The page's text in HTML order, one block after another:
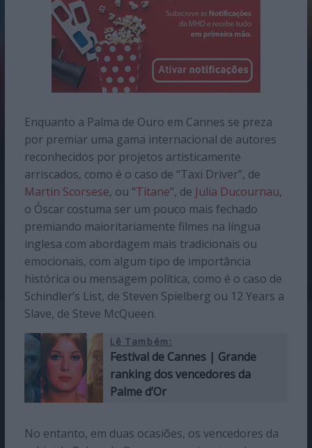
Enquanto a Palma de Ouro em Cannes se preza
por premiar uma gama internacional de autores
reconhecidos por projetos artisticamente
arriscados, como é o caso de “Taxi Driver”, de
Martin Scorsese, ou “Titane”, de Julia Ducournau,
o Óscar costuma ser um pouco mais fechado
premiando maioritariamente filmes na língua
inglesa com abordagem mais tradicionais ou
emocionais, com algum tipo de importância
histórica ou mensagem política, como é o caso de
Schindler’s List, de Steven Spielberg ou 12 Years a
Slave, de Steve McQueen.
Lê Também:
Festival de Cannes | Grande
ranking dos vencedores da
Palme d’Or
No entanto, em duas ocasiões, os vencedores da